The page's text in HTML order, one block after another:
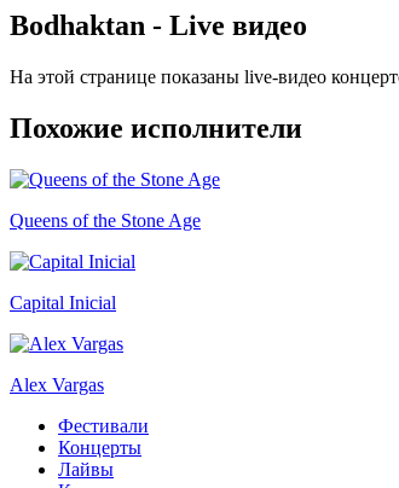
Bodhaktan - Live видео
На этой странице показаны live-видео
Похожие исполнители
Queens of the Stone Age
Capital Inicial
Alex Vargas
Фестивали
Концерты
Лайвы